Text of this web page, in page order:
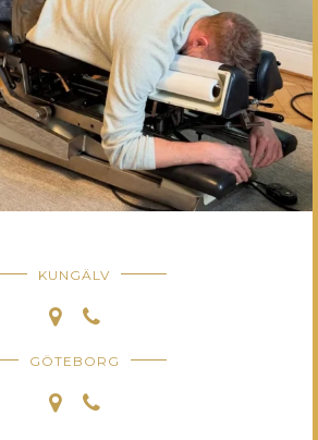
KUNGÄLV
GÖTEBORG